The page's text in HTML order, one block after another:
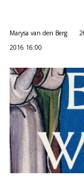
Marysa van den Berg
2016 16:00